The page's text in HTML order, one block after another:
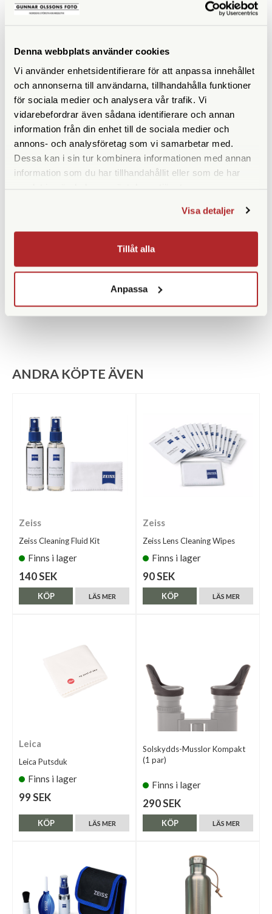
Denna webbplats använder cookies
Vi använder enhetsidentifierare för att anpassa innehållet
och annonserna till användarna, tillhandahålla funktioner
för sociala medier och analysera vår trafik. Vi
vidarebefordrar även sådana identifierare och annan
information från din enhet till de sociala medier och
annons- och analysföretag som vi samarbetar med.
Dessa kan i sin tur kombinera informationen med annan
information som du har tillhandahållit eller som de har
Visa detaljer
Tillåt alla
Anpassa
Vattentät
Prismatyp Porroprisma
Ögonavstånd/Eye relief
(mm)
15-12
Vridbara ögonmusslor Ja
Vikt (g) 315
Djup (mm) 48
Väska | Rem | Okularskydd
ANDRA KÖPTE ÄVEN
Zeiss
Zeiss Cleaning Fluid Kit
Finns i lager
140 SEK
LÄS MER
KÖP
Zeiss
Zeiss Lens Cleaning Wipes
Finns i lager
90 SEK
LÄS MER
KÖP
Leica
Leica Putsduk
Finns i lager
99 SEK
LÄS MER
KÖP
Solskydds-Musslor Kompakt
(1 par)
Finns i lager
290 SEK
LÄS MER
KÖP